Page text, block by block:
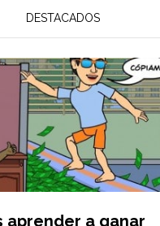
DESTACADOS
aprender a ganar